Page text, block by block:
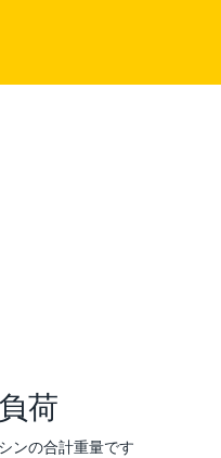
荷
ンの合計重量です